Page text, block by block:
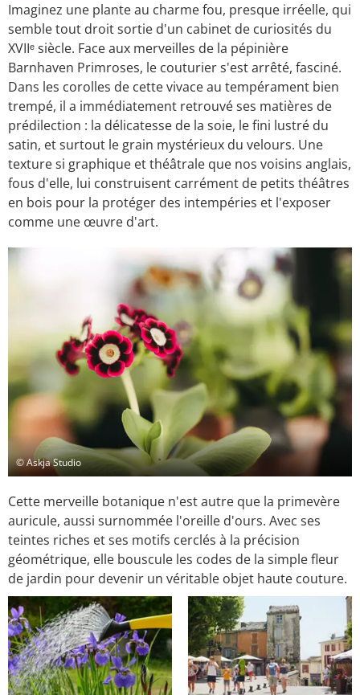
Imaginez une plante au charme fou, presque irréelle, qui
semble tout droit sortie d'un cabinet de curiosités du
XVIIᵉ siècle. Face aux merveilles de la pépinière
Barnhaven Primroses, le couturier s'est arrêté, fasciné.
Dans les corolles de cette vivace au tempérament bien
trempé, il a immédiatement retrouvé ses matières de
prédilection : la délicatesse de la soie, le fini lustré du
satin, et surtout le grain mystérieux du velours. Une
texture si graphique et théâtrale que nos voisins anglais,
fous d'elle, lui construisent carrément de petits théâtres
en bois pour la protéger des intempéries et l'exposer
comme une œuvre d'art.
© Askja Studio
Cette merveille botanique n'est autre que la primevère
auricule, aussi surnommée l'oreille d'ours. Avec ses
teintes riches et ses motifs cerclés à la précision
géométrique, elle bouscule les codes de la simple fleur
de jardin pour devenir un véritable objet haute couture.